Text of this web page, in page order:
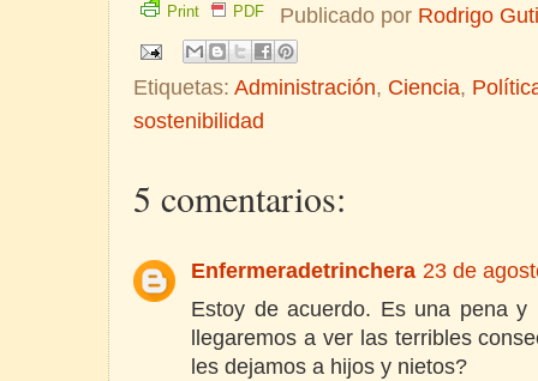
Print PDF Publicado por Rodrigo
Etiquetas: Administración, Ciencia,
sostenibilidad
5 comentarios:
Enfermeradetrinchera 23 de
Estoy de acuerdo. Es una pena
llegaremos a ver las terribles
les dejamos a hijos y nietos?